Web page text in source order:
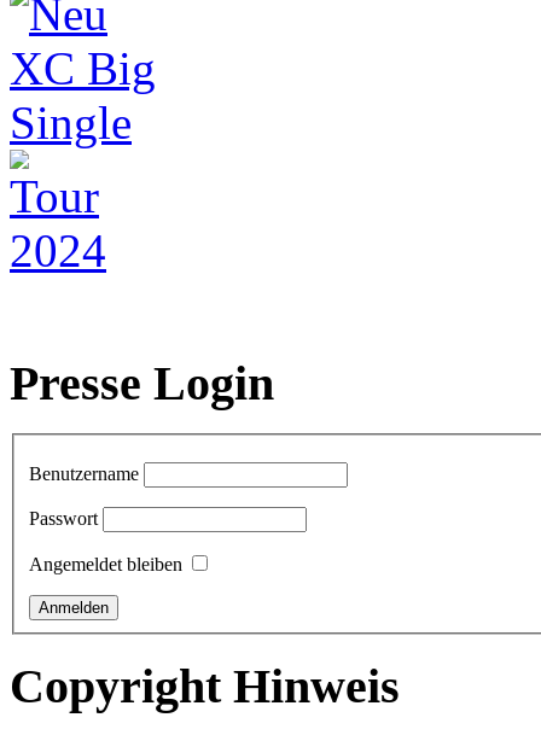
Presse Login
Benutzername
Passwort
Angemeldet bleiben
Copyright Hinweis